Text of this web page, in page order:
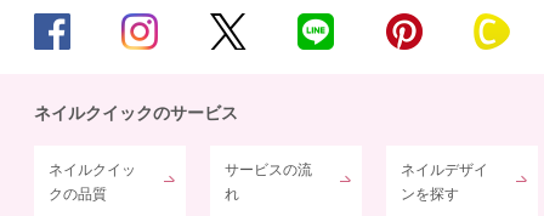
ネイルクイックのサービス
ネイルクイッ
クの品質
サービスの流
れ
ネイルデザイ
ンを探す